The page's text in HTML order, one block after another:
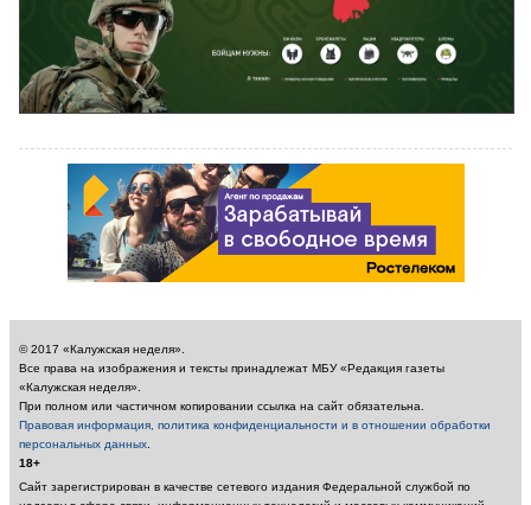
© 2017 «Калужская неделя».
Все права на изображения и тексты принадлежат МБУ «Редакция газеты
«Калужская неделя».
При полном или частичном копировании ссылка на сайт обязательна.
Правовая информация, политика конфиденциальности и в отношении обработки
персональных данных
18+
Сайт зарегистрирован в качестве сетевого издания Федеральной службой по